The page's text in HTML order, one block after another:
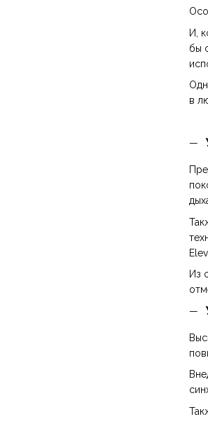
И,
бы
в
Из